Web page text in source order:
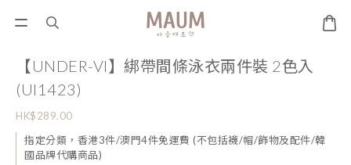
【UNDER-VI】綁帶間條泳衣兩件裝 2色入
(UI1423)
HK$289.00
指定分類，香港3件/澳門4件免運費 (不包括襪/帽/飾物及配件/韓
國品牌代購商品)